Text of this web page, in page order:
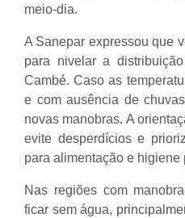
meio-dia.
A Sanepar expressou que
para nivelar a
Cambé. Caso as
e com ausência de
novas manobras. A
evite desperdícios e
para alimentação e higiene
Nas regiões com
ficar sem água,